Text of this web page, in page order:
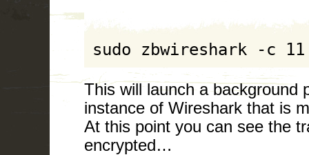
sudo zbwireshark -c 11
This will launch a background
instance of Wireshark that is
At this point you can see the
encrypted…